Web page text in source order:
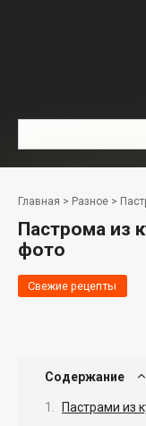
Главная > Разное >
Пастрома из курицы. Пастрома: рецепт,
фото
Свежие рецепты
Содержание
Пастрами из